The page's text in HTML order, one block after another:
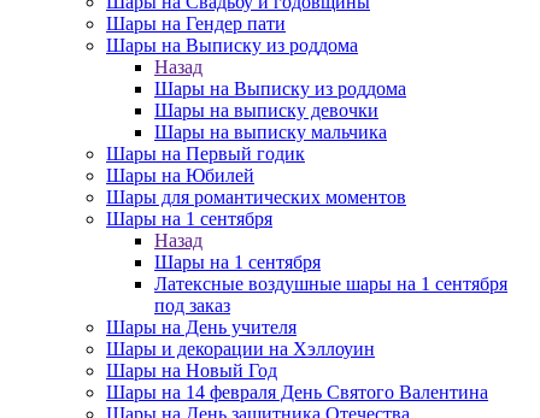
Шары на Гендер пати
Шары на Выписку из роддома
Назад
Шары на Выписку из роддома
Шары на выписку девочки
Шары на выписку мальчика
Шары на Первый годик
Шары на Юбилей
Шары для романтических моментов
Шары на 1 сентября
Назад
Шары на 1 сентября
Латексные воздушные шары на 1 сентября
под заказ
Шары на День учителя
Шары и декорации на Хэллоуин
Шары на Новый Год
Шары на 14 февраля День Святого Валентина
Шары на День защитника Отечества